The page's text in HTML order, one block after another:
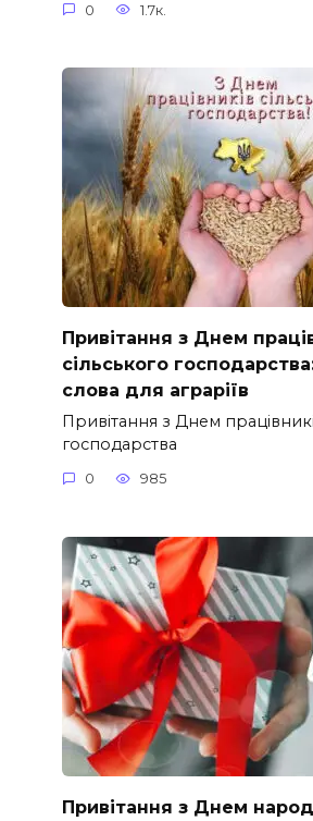
0 1.7к.
Привітання з Днем
сільського
слова для аграріїв
Привітання з Днем
господарства
0 985
Привітання з Днем